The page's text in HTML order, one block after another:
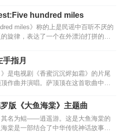
情，任醉意在旋律中弥漫…
念青春》扎心版也正式上线。与老版
，新歌没有之前层层递进的爆发感，整
绪上做了收敛，刚强中抒发出的柔情气
的宣泄感，张弛有度的情感表达更彰
的怀念。《怀念青春 (扎心版)》歌
们拥有没有污染过的清晨嘀嘀嗒嗒的
走过无人山岗想时间再慢几分怀念啊我
…
hundred miles
miles》称的上是民谣中百听不厌的
旋律，表达了一个在外漂泊打拼的游
车不停地走，一百里，二百里，三百
五百里，此刻，游子离家已有五百
home”重复数次,表达了游子对家的
段叙说游子在外奔波的辛酸，衣衫褴
现，充分表明游子的无可奈何，穷困在
怎么回家啊，怎么去面对那些关心自己
结尾…
指月
》是电视剧《香蜜沉沉烬如霜》的片尾
作曲并演唱。萨顶顶在这首歌曲中尽
，融合戏曲与花腔女高音唱法，头腔
，真嗓假嗓切换自如，对高音的极致
的张驰与人物复杂心理展现得淋漓尽
飘渺，越听越空灵，越听越好听。左手
版《大鱼海棠》主题曲
其名为鲲——逍遥游。这是大鱼海棠的
棠是一部结合了中华传统神话故事的